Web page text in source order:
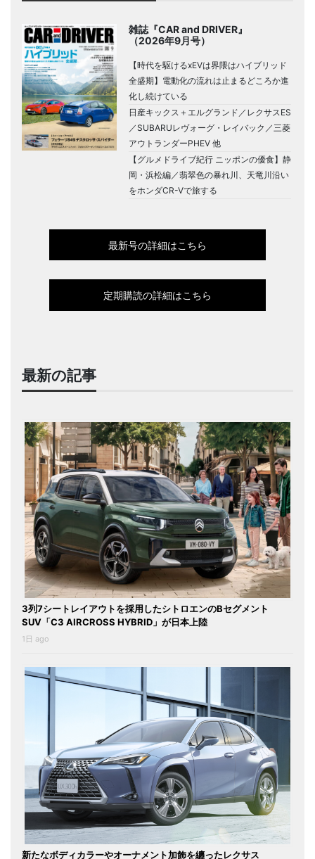
雑誌『CAR and DRIVER』
（2026年9月号）
【時代を駆けるxEVは界隈はハイブリッド
全盛期】電動化の流れは止まるどころか進
化し続けている
日産キックス＋エルグランド／レクサスES
／SUBARUレヴォーグ・レイバック／三菱
アウトランダーPHEV 他
【グルメドライブ紀行 ニッポンの優食】静
岡・浜松編／翡翠色の暴れ川、天竜川沿い
をホンダCR-Vで旅する
最新号の詳細はこちら
定期購読の詳細はこちら
最新の記事
3列7シートレイアウトを採用したシトロエンのBセグメント
SUV「C3 AIRCROSS HYBRID」が日本上陸
1日 ago
新たなボディカラーやオーナメント加飾を纏ったレクサス